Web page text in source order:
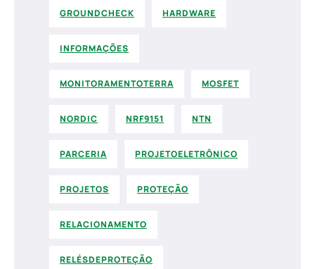
GROUNDCHECK HARDWARE
INFORMAÇÕES
MONITORAMENTOTERRA MOSFET
NORDIC NRF9151 NTN
PARCERIA PROJETOELETRÔNICO
PROJETOS PROTEÇÃO
RELACIONAMENTO
RELÉSDEPROTEÇÃO